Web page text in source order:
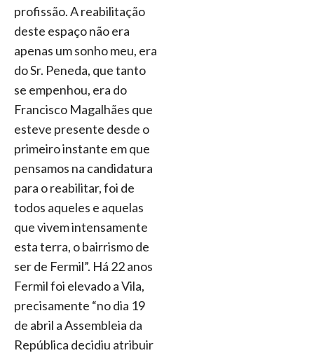
profissão. A reabilitação
deste espaço não era
apenas um sonho meu, era
do Sr. Peneda, que tanto
se empenhou, era do
Francisco Magalhães que
esteve presente desde o
primeiro instante em que
pensamos na candidatura
para o reabilitar, foi de
todos aqueles e aquelas
que vivem intensamente
esta terra, o bairrismo de
ser de Fermil”. Há 22 anos
Fermil foi elevado a Vila,
precisamente “no dia 19
de abril a Assembleia da
República decidiu atribuir